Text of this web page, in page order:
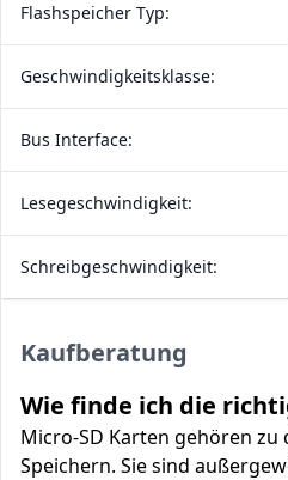
Flashspeicher Typ:
Geschwindigkeitsklasse:
Bus Interface:
Lesegeschwindigkeit:
Schreibgeschwindigkeit:
Kaufberatung
Wie finde ich die
Micro-SD Karten gehören
Speichern. Sie sind